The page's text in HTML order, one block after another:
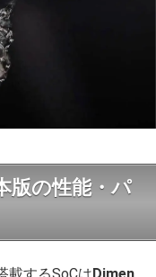
版の性能・パ